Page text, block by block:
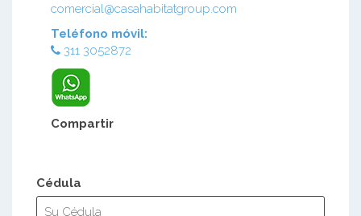
comercial@casahabitatgroup.com
Teléfono móvil:
311 3052872
Compartir
Cédula